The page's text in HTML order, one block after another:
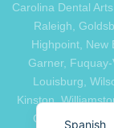
Carolina Dental
Raleigh,
Highpoint, New
Garner,
Louisburg,
Kinston,
Carolina del
Spanish